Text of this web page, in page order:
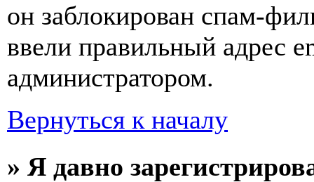
он заблокирован спам-
ввели правильный адрес
администратором.
Вернуться к началу
» Я давно